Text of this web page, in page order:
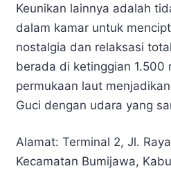
Keunikan lainnya adalah
dalam kamar untuk
nostalgia dan relaksasi
berada di ketinggian 1.500
permukaan laut
Guci dengan udara yang
Alamat: Terminal 2, Jl.
Kecamatan Bumijawa,